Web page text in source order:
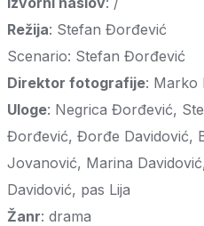
Režija: Stefan Đorđević
Scenario: Stefan Đorđević
Direktor fotografije: Marko
Uloge: Negrica Đorđević,
Đorđević, Đorđe Davidović,
Jovanović, Marina
Davidović, pas Lija
Žanr: drama